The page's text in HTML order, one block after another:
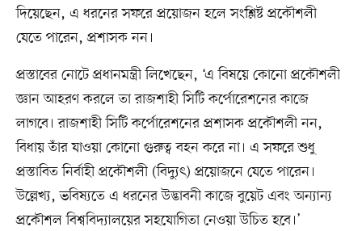
দিয়েছেন, এ ধরনের সফরে প্রয়োজন হলে সংশ্লিষ্ট প্রকৌশলী
যেতে পারেন, প্রশাসক নন।
প্রস্তাবের নোটে প্রধানমন্ত্রী লিখেছেন, ‘এ বিষয়ে কোনো প্রকৌশলী
জ্ঞান আহরণ করলে তা রাজশাহী সিটি কর্পোরেশনের কাজে
লাগবে। রাজশাহী সিটি কর্পোরেশনের প্রশাসক প্রকৌশলী নন,
বিধায় তাঁর যাওয়া কোনো গুরুত্ব বহন করে না। এ সফরে শুধু
প্রস্তাবিত নির্বাহী প্রকৌশলী (বিদ্যুৎ) প্রয়োজনে যেতে পারেন।
উল্লেখ্য, ভবিষ্যতে এ ধরনের উদ্ভাবনী কাজে বুয়েট এবং অন্যান্য
প্রকৌশল বিশ্ববিদ্যালয়ের সহযোগিতা নেওয়া উচিত হবে।’